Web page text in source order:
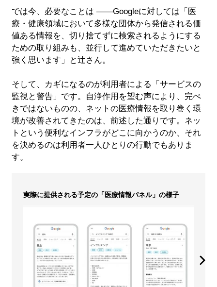
では今、必要なことは ――Googleに対しては「医
療・健康領域において多様な団体から発信される価
値ある情報を、切り捨てずに検索されるようにする
ための取り組みも、並行して進めていただきたいと
強く思います」と辻さん。
そして、カギになるのが利用者による「サービスの
監視と警告」です。自浄作用を望む声により、完ぺ
きではないものの、ネットの医療情報を取り巻く環
境が改善されてきたのは、前述した通りです。ネッ
トという便利なインフラがどこに向かうのか、それ
を決めるのは利用者一人ひとりの行動でもありま
す。
実際に提供される予定の「医療情報パネル」の様子